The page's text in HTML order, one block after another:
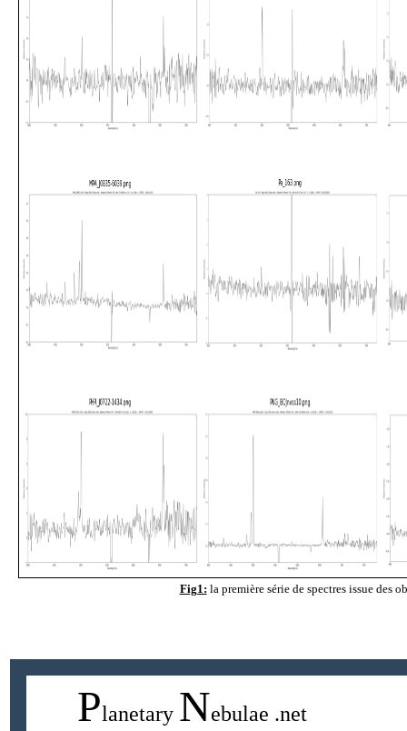
Fig1: la première série de spectres issue des
Planetary Nebulae .net